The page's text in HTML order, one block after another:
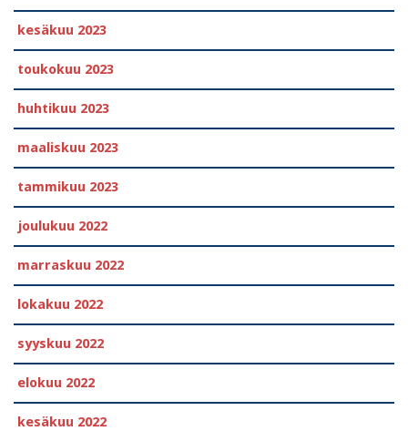
kesäkuu 2023
toukokuu 2023
huhtikuu 2023
maaliskuu 2023
tammikuu 2023
joulukuu 2022
marraskuu 2022
lokakuu 2022
syyskuu 2022
elokuu 2022
kesäkuu 2022